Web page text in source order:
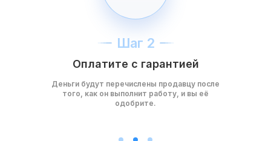
Шаг 2
Оплатите с гарантией
Деньги будут перечислены продавцу после
того, как он выполнит работу, и вы её
одобрите.